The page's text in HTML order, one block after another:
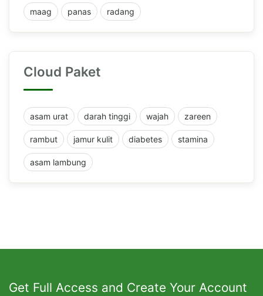
maag panas radang
Cloud Paket
asam urat darah tinggi wajah zareen
rambut jamur kulit diabetes stamina
asam lambung
Get Full Access and Create Your Account